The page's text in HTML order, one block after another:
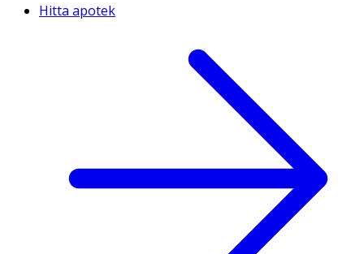
Hitta apotek